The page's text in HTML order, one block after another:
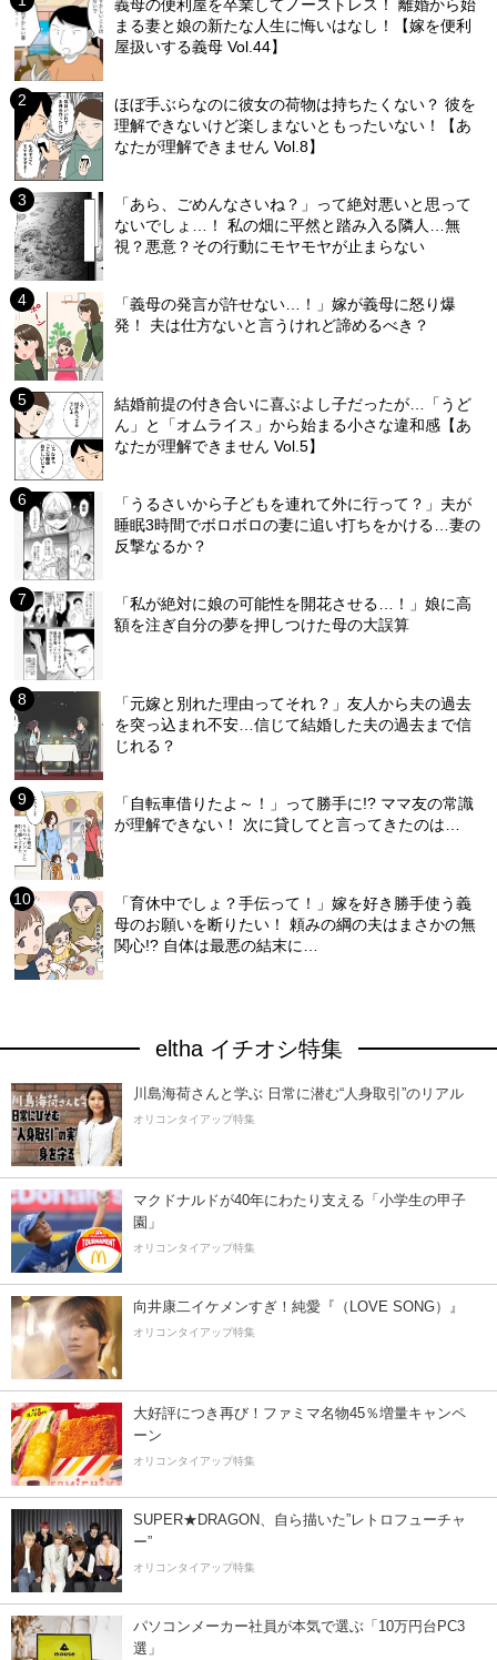
義母の便利屋を卒業してノーストレス！ 離婚から始
まる妻と娘の新たな人生に悔いはなし！【嫁を便利
屋扱いする義母 Vol.44】
ほぼ手ぶらなのに彼女の荷物は持ちたくない？ 彼を
理解できないけど楽しまないともったいない！【あ
なたが理解できません Vol.8】
「あら、ごめんなさいね？」って絶対悪いと思って
ないでしょ…！ 私の畑に平然と踏み入る隣人…無
視？悪意？その行動にモヤモヤが止まらない
「義母の発言が許せない…！」嫁が義母に怒り爆
発！ 夫は仕方ないと言うけれど諦めるべき？
結婚前提の付き合いに喜ぶよし子だったが…「うど
ん」と「オムライス」から始まる小さな違和感【あ
なたが理解できません Vol.5】
「うるさいから子どもを連れて外に行って？」夫が
睡眠3時間でボロボロの妻に追い打ちをかける…妻の
反撃なるか？
「私が絶対に娘の可能性を開花させる…！」娘に高
額を注ぎ自分の夢を押しつけた母の大誤算
「元嫁と別れた理由ってそれ？」友人から夫の過去
を突っ込まれ不安…信じて結婚した夫の過去まで信
じれる？
「自転車借りたよ～！」って勝手に!? ママ友の常識
が理解できない！ 次に貸してと言ってきたのは…
「育休中でしょ？手伝って！」嫁を好き勝手使う義
母のお願いを断りたい！ 頼みの綱の夫はまさかの無
関心!? 自体は最悪の結末に…
eltha イチオシ特集
川島海荷さんと学ぶ 日常に潜む“人身取引”のリアル
オリコンタイアップ特集
マクドナルドが40年にわたり支える「小学生の甲子
園」
オリコンタイアップ特集
向井康二イケメンすぎ！純愛『（LOVE SONG）』
オリコンタイアップ特集
大好評につき再び！ファミマ名物45％増量キャンペ
ーン
オリコンタイアップ特集
SUPER★DRAGON、自ら描いた”レトロフューチャ
ー”
オリコンタイアップ特集
パソコンメーカー社員が本気で選ぶ「10万円台PC3
選」